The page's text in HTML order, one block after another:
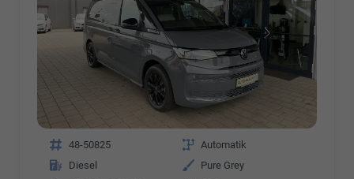
Fahrzeugnr. 48-50825 Getriebe Automatik
Kraftstoff
Diesel Außenfarbe
Pure Grey